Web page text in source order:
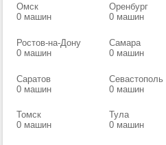
Омск
0 машин
Оренбург
0 машин
Ростов-на-Дону
0 машин
Самара
0 машин
Саратов
0 машин
Севастополь
0 машин
Томск
0 машин
Тула
0 машин